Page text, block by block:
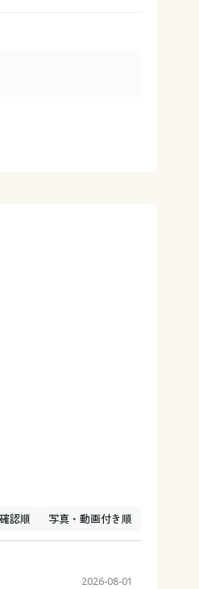
認順 写真・動画付き順
2026-08-01